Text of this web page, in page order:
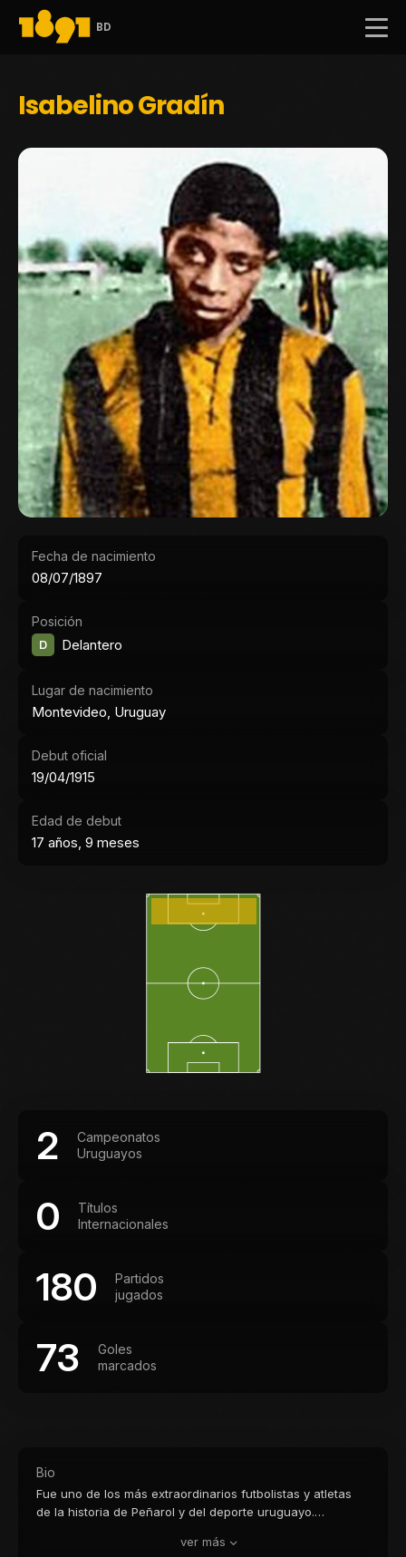
BD
Isabelino Gradín
Fecha de nacimiento
08/07/1897
Posición
D Delantero
Lugar de nacimiento
Montevideo, Uruguay
Debut oficial
19/04/1915
Edad de debut
17 años, 9 meses
2
Campeonatos
Uruguayos
0
Títulos
Internacionales
180
Partidos
jugados
73
Goles
marcados
Bio
Fue uno de los más extraordinarios futbolistas y atletas
de la historia de Peñarol y del deporte uruguayo.
formando una sociedad inolvidable con John Harley y
ver más